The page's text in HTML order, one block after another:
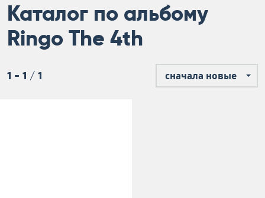
Каталог по альбому
Ringo The 4th
1 - 1 / 1 сначала новые